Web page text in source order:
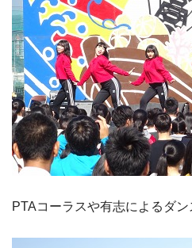
PTAコーラスや有志によるダン